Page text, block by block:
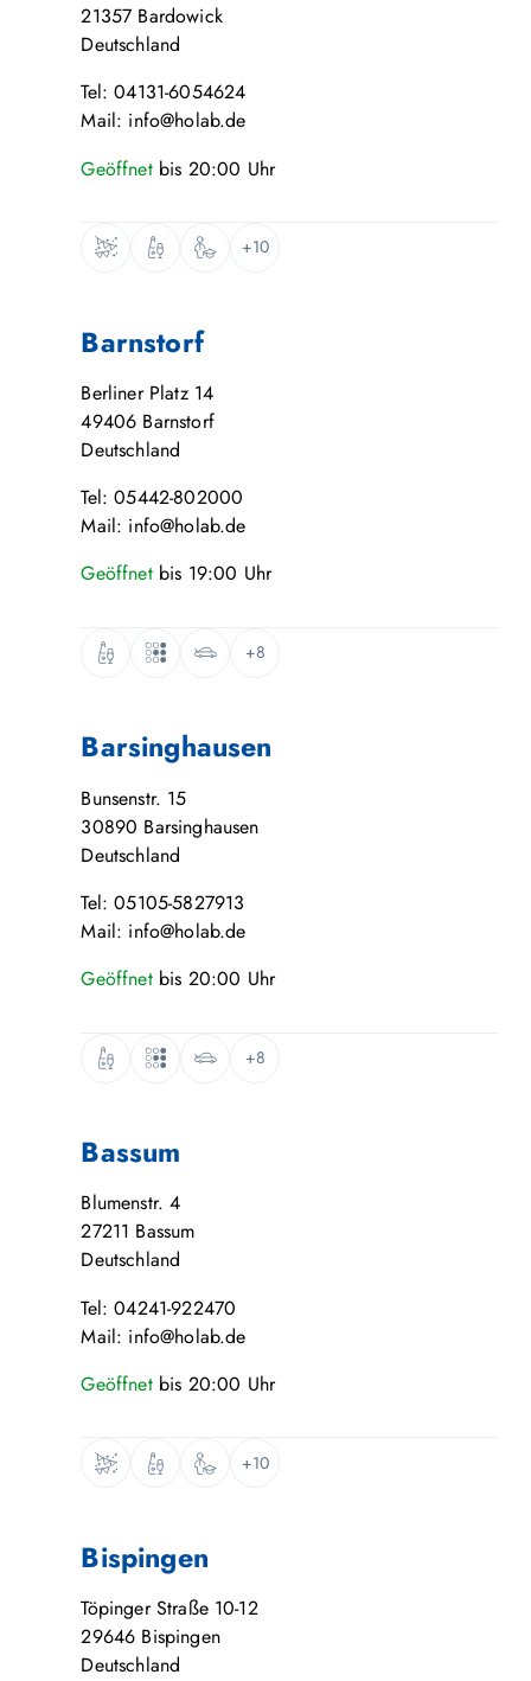
21357 Bardowick
Deutschland
Tel: 04131-6054624
Mail: info@holab.de
Geöffnet bis 20:00 Uhr
+10
Barnstorf
Berliner Platz 14
49406 Barnstorf
Deutschland
Tel: 05442-802000
Mail: info@holab.de
Geöffnet bis 19:00 Uhr
+8
Barsinghausen
Bunsenstr. 15
30890 Barsinghausen
Deutschland
Tel: 05105-5827913
Mail: info@holab.de
Geöffnet bis 20:00 Uhr
+8
Bassum
Blumenstr. 4
27211 Bassum
Deutschland
Tel: 04241-922470
Mail: info@holab.de
Geöffnet bis 20:00 Uhr
+10
Bispingen
Töpinger Straße 10-12
29646 Bispingen
Deutschland